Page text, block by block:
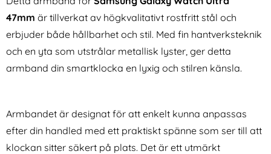
Armband Metall Titanium
Skal MagSafe Vattentätt IP68
Svart
Art. nr 243850
rea pris
236 krtidigare pris
236 kr
Tillgänglighet:
I lager
Köp
Galaxy S25 Ultra Skal MagSafe Vattentätt IP68 Svart
Fodral Tri-Fold Graffiti
Art. nr 242643
rea pris
186 krtidigare pris
186 kr
Tillgänglighet:
I lager
Köp
Samsung Galaxy Tab S10
Tech-
47mm är tillverkat av högkvalitativt rostfritt stål och
erbjuder både hållbarhet och stil. Med fin hantverksteknik
och en yta som utstrålar metallisk lyster, ger detta
armband din smartklocka en lyxig och stilren känsla.
Armbandet är designat för att enkelt kunna anpassas
efter din handled med ett praktiskt spänne som ser till att
klockan sitter säkert på plats. Det är ett utmärkt